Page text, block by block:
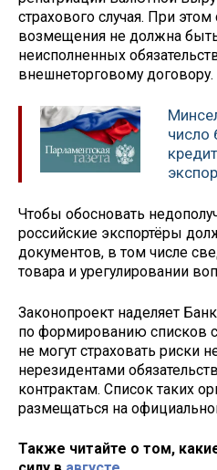
страхового случая. При
возмещения не должна
неисполненных
внешнеторговому договору.
число
Чтобы обосновать
российские экспортёры
документов, в том числе
товара и урегулировании
Законопроект наделяет
по формированию списков
не могут страховать риски
нерезидентами
контрактам. Список таких
размещаться на
Также читайте о том,